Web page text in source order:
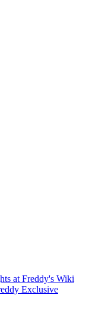
at Freddy's Wiki
Exclusive